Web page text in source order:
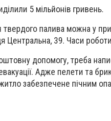
5 мільйонів гривень.
твердого палива можна у
Центральна, 39. Часи
допомогу, треба
Адже пелети та
житло забезпечене пічним